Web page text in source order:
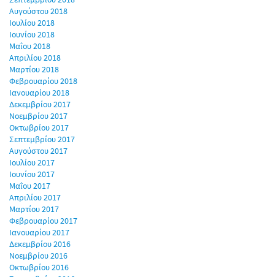
Αυγούστου 2018
Ιουλίου 2018
Ιουνίου 2018
Μαΐου 2018
Απριλίου 2018
Μαρτίου 2018
Φεβρουαρίου 2018
Ιανουαρίου 2018
Δεκεμβρίου 2017
Νοεμβρίου 2017
Οκτωβρίου 2017
Σεπτεμβρίου 2017
Αυγούστου 2017
Ιουλίου 2017
Ιουνίου 2017
Μαΐου 2017
Απριλίου 2017
Μαρτίου 2017
Φεβρουαρίου 2017
Ιανουαρίου 2017
Δεκεμβρίου 2016
Νοεμβρίου 2016
Οκτωβρίου 2016